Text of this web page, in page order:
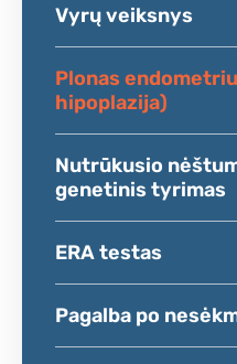
Vyrų veiksnys
Plonas
hipoplazija)
Nutrūkusio
genetinis tyrimas
ERA testas
Pagalba po